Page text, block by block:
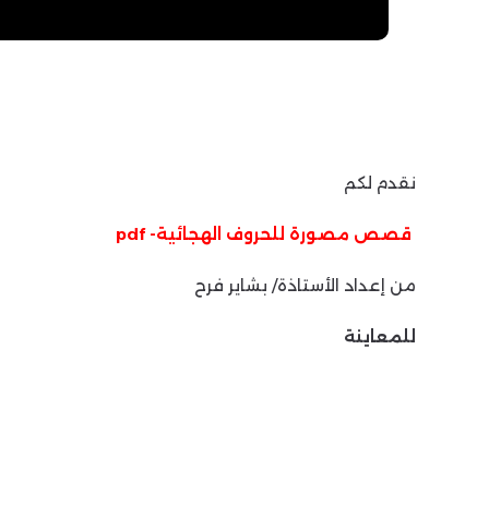
نقدم لكم
قصص مصورة للحروف الهجائية- pdf
من إعداد الأستاذة/ بشاير فرح
للمعاينة